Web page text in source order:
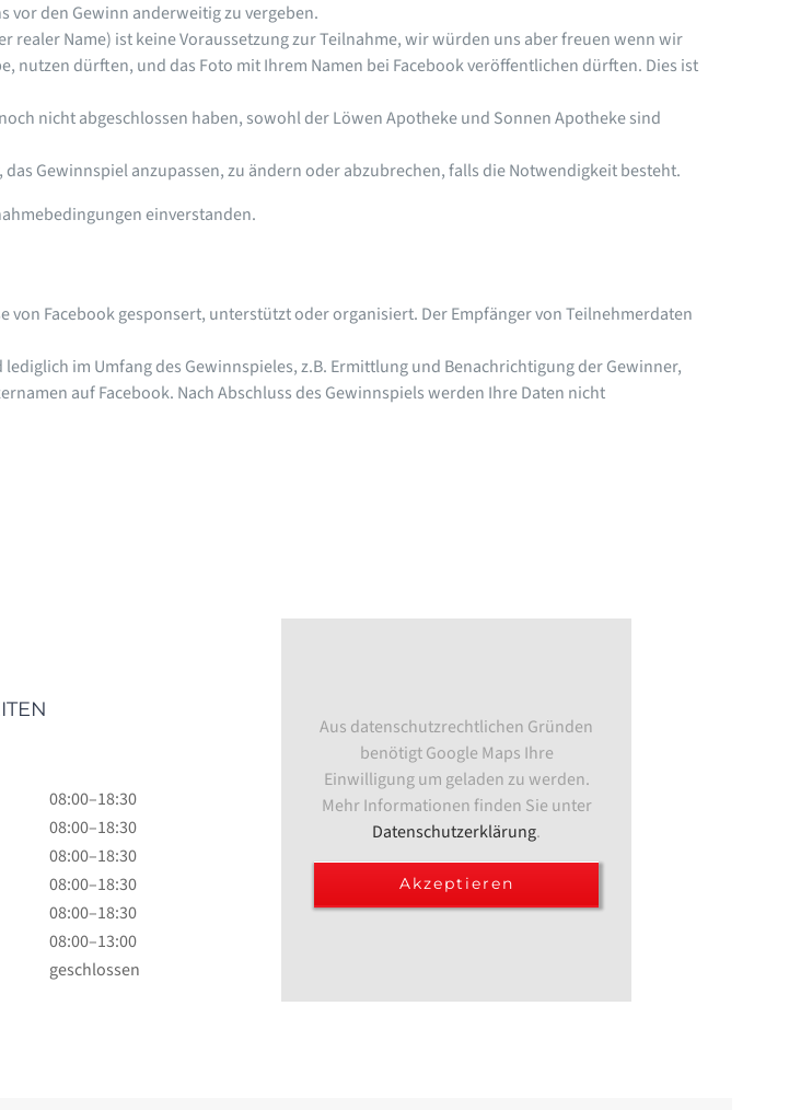
den Gewinn anderweitig zu vergeben.
realer Name) ist keine Voraussetzung zur Teilnahme, wir würden uns aber freuen wenn wir
nutzen dürften, und das Foto mit Ihrem Namen bei Facebook veröffentlichen dürften. Dies ist
nicht abgeschlossen haben, sowohl der Löwen Apotheke und Sonnen Apotheke sind
Gewinnspiel anzupassen, zu ändern oder abzubrechen, falls die Notwendigkeit besteht.
einverstanden.
Facebook gesponsert, unterstützt oder organisiert. Der Empfänger von Teilnehmerdaten
im Umfang des Gewinnspieles, z.B. Ermittlung und Benachrichtigung der Gewinner,
auf Facebook. Nach Abschluss des Gewinnspiels werden Ihre Daten nicht
08:00–18:30
08:00–18:30
08:00–18:30
08:00–18:30
08:00–18:30
08:00–13:00
geschlossen
Aus datenschutzrechtlichen Gründen
benötigt Google Maps Ihre
Einwilligung um geladen zu werden.
Mehr Informationen finden Sie unter
Datenschutzerklärung.
Akzeptieren